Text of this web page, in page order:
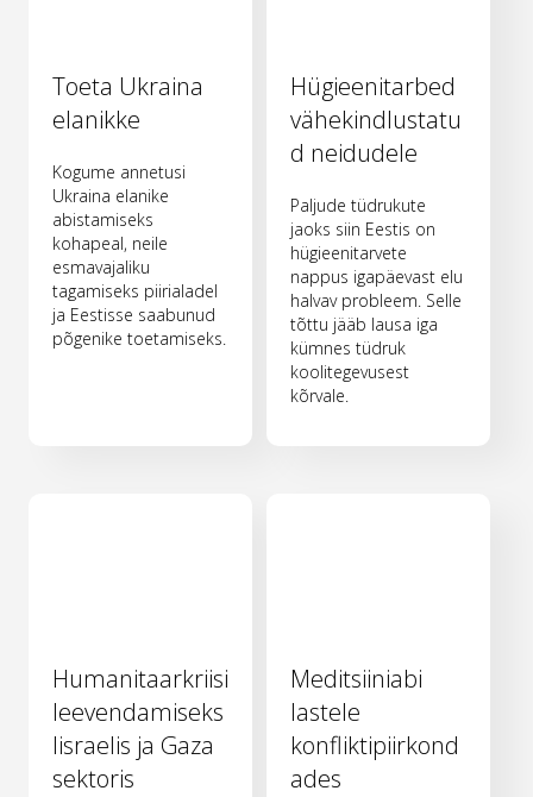
Toeta Ukraina
elanikke
Kogume annetusi
Ukraina elanike
abistamiseks
kohapeal, neile
esmavajaliku
tagamiseks piirialadel
ja Eestisse saabunud
põgenike toetamiseks.
Hügieenitarbed
vähekindlustatu
d neidudele
Paljude tüdrukute
jaoks siin Eestis on
hügieenitarvete
nappus igapäevast elu
halvav probleem. Selle
tõttu jääb lausa iga
kümnes tüdruk
koolitegevusest
kõrvale.
Humanitaarkriisi
leevendamiseks
Iisraelis ja Gaza
sektoris
Meditsiiniabi
lastele
konfliktipiirkond
ades